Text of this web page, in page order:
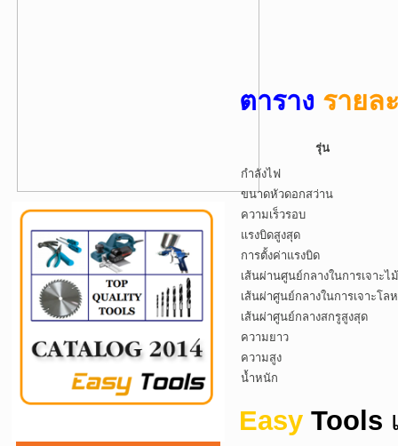
ตาราง รายล
รุ่น
กำลังไฟ
ขนาดหัวดอกสว่าน
ความเร็วรอบ
แรงบิดสูงสุด
การตั้งค่าแรงบิด
เส้นผ่านศูนย์กลางในการเจาะไม้
เส้นผ่าศูนย์กลางในการเจาะโล
เส้นผ่าศูนย์กลางสกรูสูงสุด
ความยาว
ความสูง
น้ำหนัก
Easy Tools